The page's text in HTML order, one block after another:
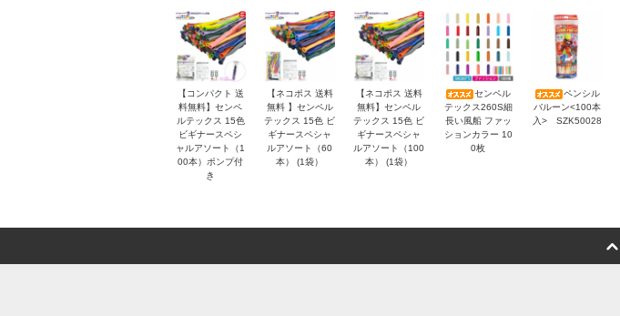
【コンパクト 送
料無料】センペ
ルテックス 15色
ビギナースペシ
ャルアソート（1
00本）ポンプ付
き
【ネコポス 送料
無料 】センペル
テックス 15色 ビ
ギナースペシャ
ルアソート（60
本） (1袋）
【ネコポス 送料
無料】センペル
テックス 15色 ビ
ギナースペシャ
ルアソート（100
本） (1袋）
センペル
テックス260S細
長い風船 ファッ
ションカラー 10
0枚
ペンシル
バルーン<100本
入> SZK50028